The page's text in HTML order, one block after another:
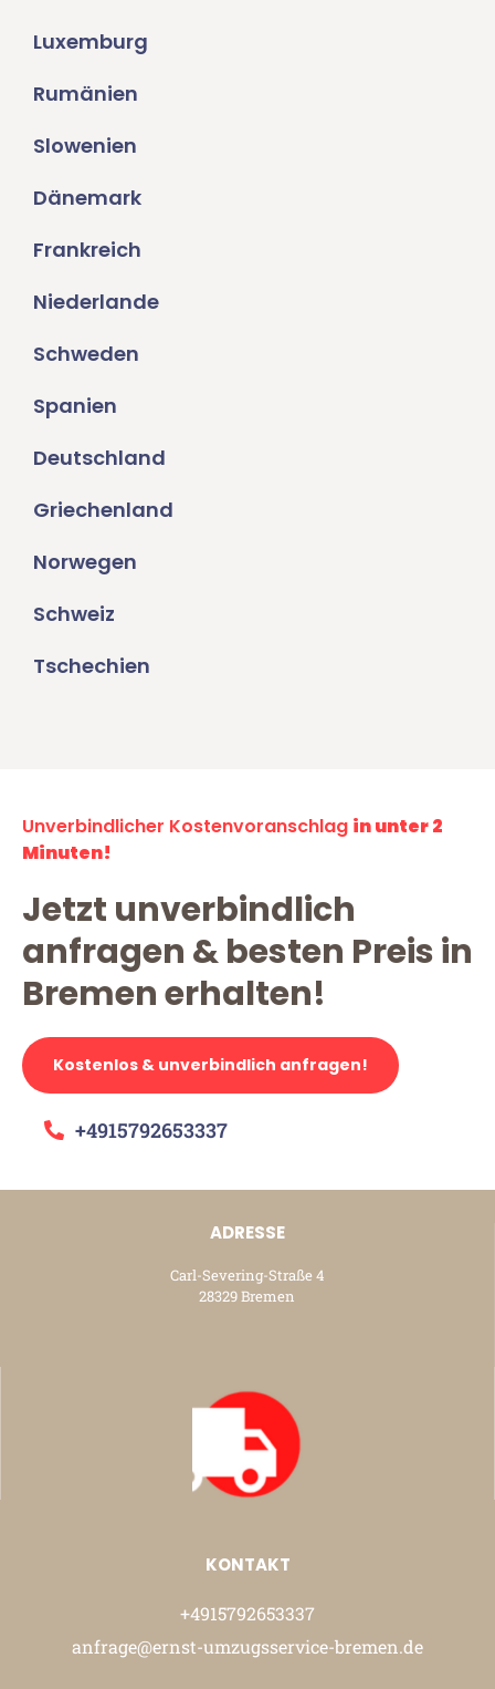
Luxemburg
Rumänien
Slowenien
Dänemark
Frankreich
Niederlande
Schweden
Spanien
Deutschland
Griechenland
Norwegen
Schweiz
Tschechien
Unverbindlicher Kostenvoranschlag in unter 2
Minuten!
Jetzt unverbindlich
anfragen & besten Preis in
Bremen erhalten!
Kostenlos & unverbindlich anfragen!
+4915792653337
ADRESSE
Carl-Severing-Straße 4
28329 Bremen
KONTAKT
+4915792653337
anfrage@ernst-umzugsservice-bremen.de